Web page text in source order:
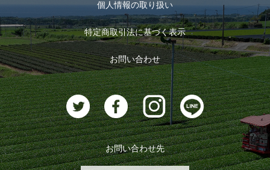
個人情報の取り扱い
特定商取引法に基づく表示
お問い合わせ
お問い合わせ先